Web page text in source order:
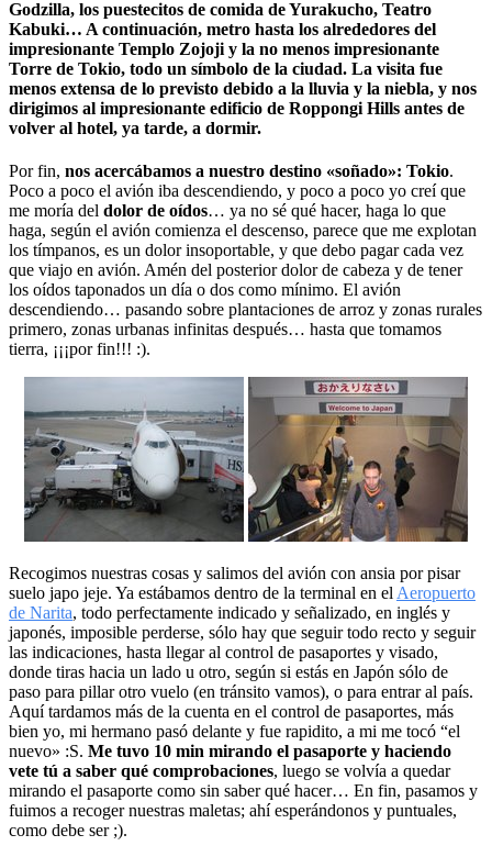
Godzilla, los puestecitos de comida de Yurakucho, Teatro
Kabuki… A continuación, metro hasta los alrededores del
impresionante Templo Zojoji y la no menos impresionante
Torre de Tokio, todo un símbolo de la ciudad. La visita fue
menos extensa de lo previsto debido a la lluvia y la niebla, y nos
dirigimos al impresionante edificio de Roppongi Hills antes de
volver al hotel, ya tarde, a dormir.
Por fin, nos acercábamos a nuestro destino «soñado»: Tokio.
Poco a poco el avión iba descendiendo, y poco a poco yo creí que
me moría del dolor de oídos… ya no sé qué hacer, haga lo que
haga, según el avión comienza el descenso, parece que me explotan
los tímpanos, es un dolor insoportable, y que debo pagar cada vez
que viajo en avión. Amén del posterior dolor de cabeza y de tener
los oídos taponados un día o dos como mínimo. El avión
descendiendo… pasando sobre plantaciones de arroz y zonas rurales
primero, zonas urbanas infinitas después… hasta que tomamos
tierra, ¡¡¡por fin!!! :).
Recogimos nuestras cosas y salimos del avión con ansia por pisar
suelo japo jeje. Ya estábamos dentro de la terminal en el Aeropuerto
de Narita, todo perfectamente indicado y señalizado, en inglés y
japonés, imposible perderse, sólo hay que seguir todo recto y seguir
las indicaciones, hasta llegar al control de pasaportes y visado,
donde tiras hacia un lado u otro, según si estás en Japón sólo de
paso para pillar otro vuelo (en tránsito vamos), o para entrar al país.
Aquí tardamos más de la cuenta en el control de pasaportes, más
bien yo, mi hermano pasó delante y fue rapidito, a mi me tocó “el
nuevo» :S. Me tuvo 10 min mirando el pasaporte y haciendo
vete tú a saber qué comprobaciones, luego se volvía a quedar
mirando el pasaporte como sin saber qué hacer… En fin, pasamos y
fuimos a recoger nuestras maletas; ahí esperándonos y puntuales,
como debe ser ;).